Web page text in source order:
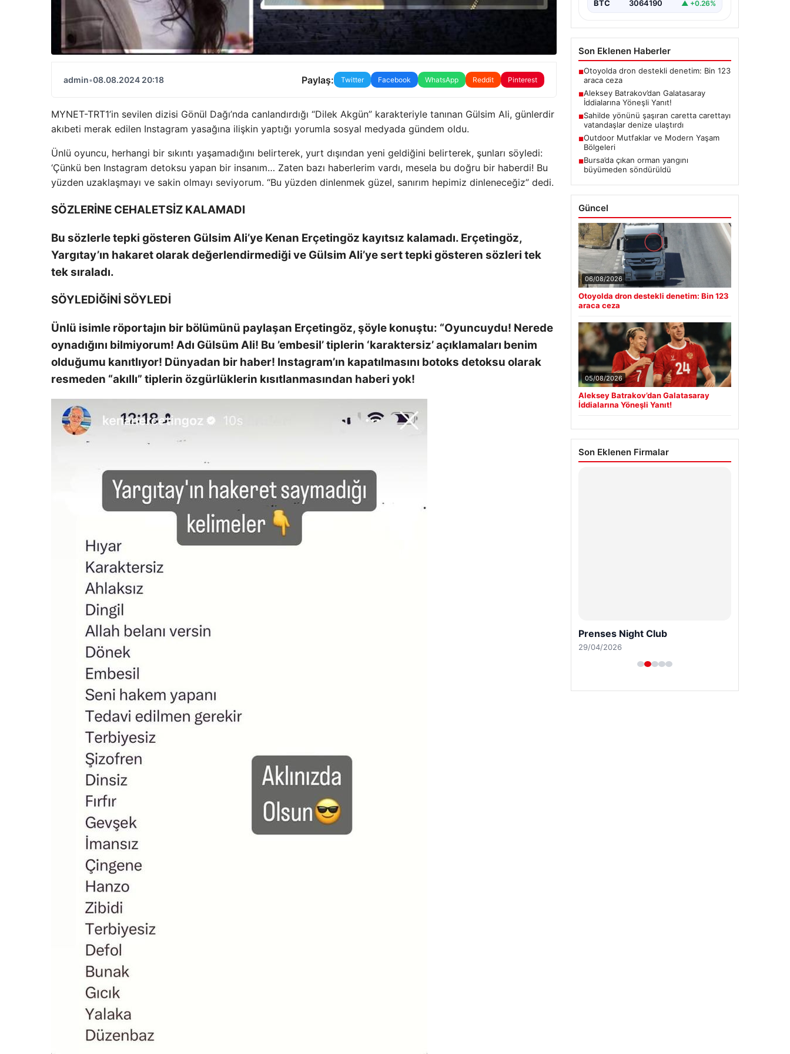
admin•08.08.2024 20:18 Paylaş: Twitter Facebook WhatsApp Reddit Pinterest
MYNET-TRT1’in sevilen dizisi Gönül Dağı’nda canlandırdığı “Dilek Akgün” karakteriyle tanınan Gülsim Ali, günlerdir
akıbeti merak edilen Instagram yasağına ilişkin yaptığı yorumla sosyal medyada gündem oldu.
Ünlü oyuncu, herhangi bir sıkıntı yaşamadığını belirterek, yurt dışından yeni geldiğini belirterek, şunları söyledi:
‘Çünkü ben Instagram detoksu yapan bir insanım… Zaten bazı haberlerim vardı, mesela bu doğru bir haberdi! Bu
yüzden uzaklaşmayı ve sakin olmayı seviyorum. “Bu yüzden dinlenmek güzel, sanırım hepimiz dinleneceğiz” dedi.
SÖZLERİNE CEHALETSİZ KALAMADI
Bu sözlerle tepki gösteren Gülsim Ali’ye Kenan Erçetingöz kayıtsız kalamadı. Erçetingöz,
Yargıtay’ın hakaret olarak değerlendirmediği ve Gülsim Ali’ye sert tepki gösteren sözleri tek
tek sıraladı.
SÖYLEDİĞİNİ SÖYLEDİ
Ünlü isimle röportajın bir bölümünü paylaşan Erçetingöz, şöyle konuştu: “Oyuncuydu! Nerede
oynadığını bilmiyorum! Adı Gülsüm Ali! Bu ’embesil’ tiplerin ‘karaktersiz’ açıklamaları benim
olduğumu kanıtlıyor! Dünyadan bir haber! Instagram’ın kapatılmasını botoks detoksu olarak
resmeden “akıllı” tiplerin özgürlüklerin kısıtlanmasından haberi yok!
BTC 3064190 ▲ +0.26%
Son Eklenen Haberler
■Otoyolda dron destekli denetim: Bin 123
araca ceza
■Aleksey Batrakov’dan Galatasaray
İddialarına Yöneşli Yanıt!
■Sahilde yönünü şaşıran caretta carettayı
vatandaşlar denize ulaştırdı
■Outdoor Mutfaklar ve Modern Yaşam
Bölgeleri
■Bursa’da çıkan orman yangını
büyümeden söndürüldü
Güncel
06/08/2026
Otoyolda dron destekli denetim: Bin 123
araca ceza
05/08/2026
Aleksey Batrakov’dan Galatasaray
İddialarına Yöneşli Yanıt!
Son Eklenen Firmalar
Prenses Night Club
29/04/2026